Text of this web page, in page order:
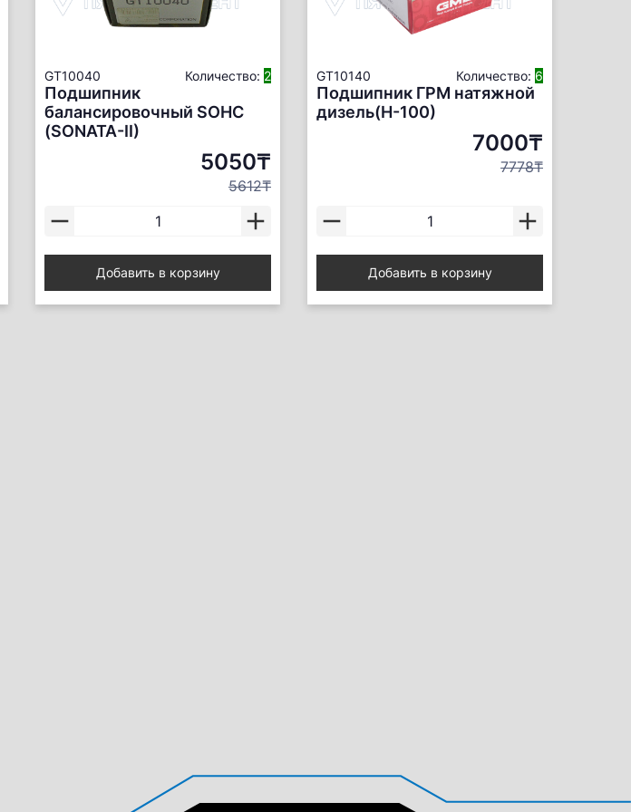
GT10040 Количество: 2
Подшипник
балансировочный SOHC
(SONATA-II)
5050₸
5612₸
Добавить в корзину
GT10140 Количество: 6
Подшипник ГРМ натяжной
дизель(Н-100)
7000₸
7778₸
Добавить в корзину